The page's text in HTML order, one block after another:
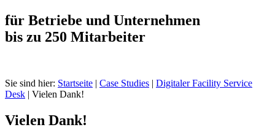
für Betriebe und Unternehmen
bis zu 250 Mitarbeiter
Sie sind hier: Startseite | Case Studies | Digitaler Facility Service
Desk | Vielen Dank!
Vielen Dank!